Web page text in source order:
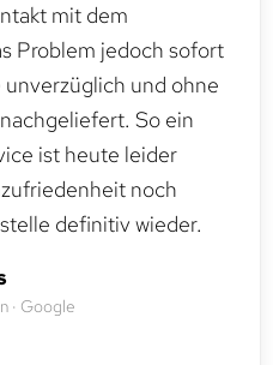
mit dem
Problem jedoch sofort
und ohne
So ein
ist heute leider
noch
definitiv wieder.
· Google